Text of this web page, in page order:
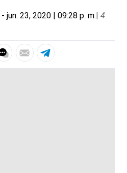
- jun. 23, 2020 | 09:28 p. m.| 4